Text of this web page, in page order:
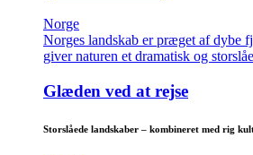
Norge
Norges landskab er præget af dybe
giver naturen et dramatisk og
Glæden ved at rejse
Storslåede landskaber – kombineret med rig